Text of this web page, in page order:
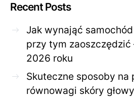
Recent Posts
Jak wynająć
przy tym zaoszczędzić
2026 roku
Skuteczne sposoby na
równowagi skóry głowy